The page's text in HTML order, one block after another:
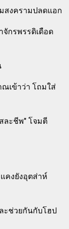
สงครามปลดแอก
กรพรรดิเดือด
เข้าว่า โถมใส่
ละชีพ" โจมตี
คงยังอุตส่าห์
ะช่วยกันกับโฮป